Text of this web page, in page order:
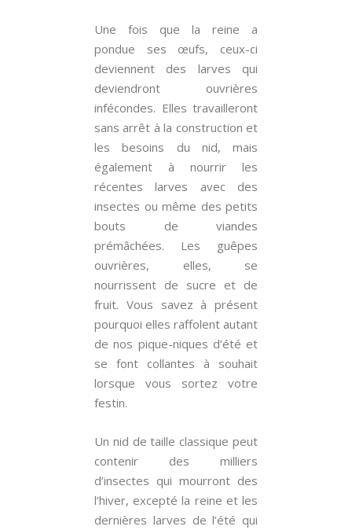
Une fois que la reine a
pondue ses œufs, ceux-ci
deviennent des larves qui
deviendront ouvrières
infécondes. Elles travailleront
sans arrêt à la construction et
les besoins du nid, mais
également à nourrir les
récentes larves avec des
insectes ou même des petits
bouts de viandes
prémâchées. Les guêpes
ouvrières, elles, se
nourrissent de sucre et de
fruit. Vous savez à présent
pourquoi elles raffolent autant
de nos pique-niques d’été et
se font collantes à souhait
lorsque vous sortez votre
festin.
Un nid de taille classique peut
contenir des milliers
d’insectes qui mourront des
l’hiver, excepté la reine et les
dernières larves de l’été qui